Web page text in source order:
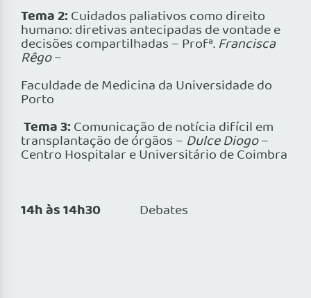
Tema 2:Cuidados paliativos como direito
humano: diretivas antecipadas de vontade e
decisões compartilhadas – Profª. Francisca
Rêgo–
Faculdade de Medicina da Universidade do
Porto
Tema 3:Comunicação de notícia difícil em
transplantação de órgãos – Dulce Diogo–
Centro Hospitalar e Universitário de Coimbra
14h às 14h30 Debates